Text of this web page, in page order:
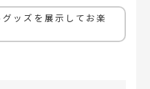
ッズを展示してお楽